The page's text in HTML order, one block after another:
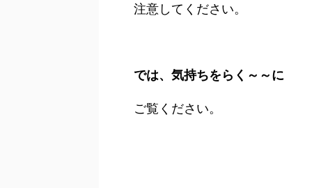
注意してください。
では、気持ちをらく～～に
ご覧ください。